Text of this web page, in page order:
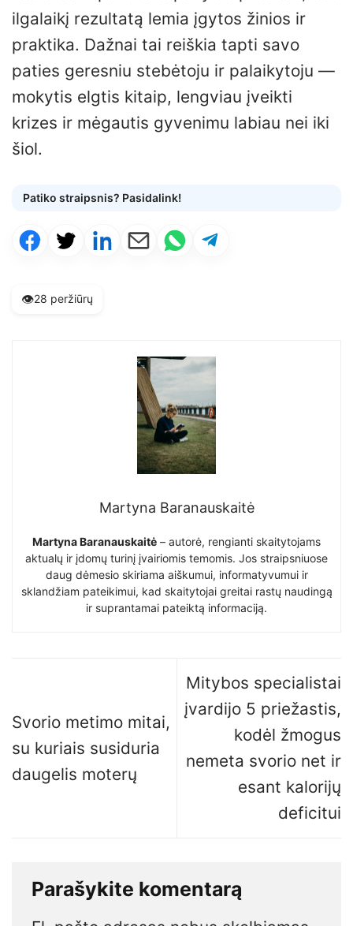
ilgalaikį rezultatą lemia įgytos žinios ir
praktika. Dažnai tai reiškia tapti savo
paties geresniu stebėtoju ir palaikytoju —
mokytis elgtis kitaip, lengviau įveikti
krizes ir mėgautis gyvenimu labiau nei iki
šiol.
Patiko straipsnis? Pasidalink!
👁️28 peržiūrų
Martyna Baranauskaitė
Martyna Baranauskaitė – autorė, rengianti skaitytojams
aktualų ir įdomų turinį įvairiomis temomis. Jos straipsniuose
daug dėmesio skiriama aiškumui, informatyvumui ir
sklandžiam pateikimui, kad skaitytojai greitai rastų naudingą
ir suprantamai pateiktą informaciją.
Svorio metimo mitai,
su kuriais susiduria
daugelis moterų
Mitybos specialistai
įvardijo 5 priežastis,
kodėl žmogus
nemeta svorio net ir
esant kalorijų
deficitui
Parašykite komentarą